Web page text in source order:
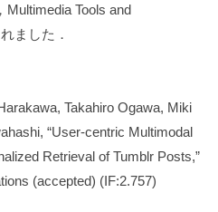
Tools and
ました．
Takahiro Ogawa, Miki
“User-centric Multimodal
Retrieval of Tumblr Posts,”
(accepted) (IF:2.757)